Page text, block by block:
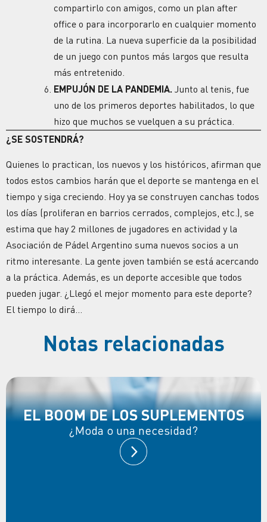
compartirlo con amigos, como un plan after
office o para incorporarlo en cualquier momento
de la rutina. La nueva superficie da la posibilidad
de un juego con puntos más largos que resulta
más entretenido.
EMPUJÓN DE LA PANDEMIA. Junto al tenis, fue
uno de los primeros deportes habilitados, lo que
hizo que muchos se vuelquen a su práctica.
¿SE SOSTENDRÁ?
Quienes lo practican, los nuevos y los históricos, afirman que
todos estos cambios harán que el deporte se mantenga en el
tiempo y siga creciendo. Hoy ya se construyen canchas todos
los días (proliferan en barrios cerrados, complejos, etc.), se
estima que hay 2 millones de jugadores en actividad y la
Asociación de Pádel Argentino suma nuevos socios a un
ritmo interesante. La gente joven también se está acercando
a la práctica. Además, es un deporte accesible que todos
pueden jugar. ¿Llegó el mejor momento para este deporte?
El tiempo lo dirá…
Notas relacionadas
EL BOOM DE LOS SUPLEMENTOS
¿Moda o una necesidad?